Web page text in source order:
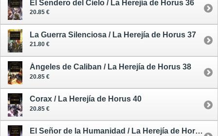
El Sendero del Cielo / La Herejía de Horus 36
20.85 €
La Guerra Silenciosa / La Herejía de Horus 37
21.80 €
Ángeles de Caliban / La Herejía de Horus 38
20.85 €
Corax / La Herejía de Horus 40
20.85 €
El Señor de la Humanidad / La Herejía de Horus 41